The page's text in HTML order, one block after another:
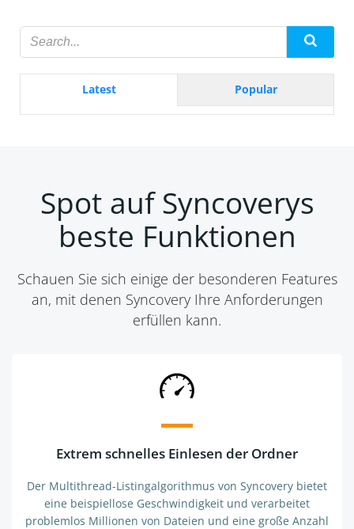
Latest Popular
Spot auf Syncoverys
beste Funktionen
Schauen Sie sich einige der besonderen Features
an, mit denen Syncovery Ihre Anforderungen
erfüllen kann.
Extrem schnelles Einlesen der Ordner
Der Multithread-Listingalgorithmus von Syncovery bietet
eine beispiellose Geschwindigkeit und verarbeitet
problemlos Millionen von Dateien und eine große Anzahl